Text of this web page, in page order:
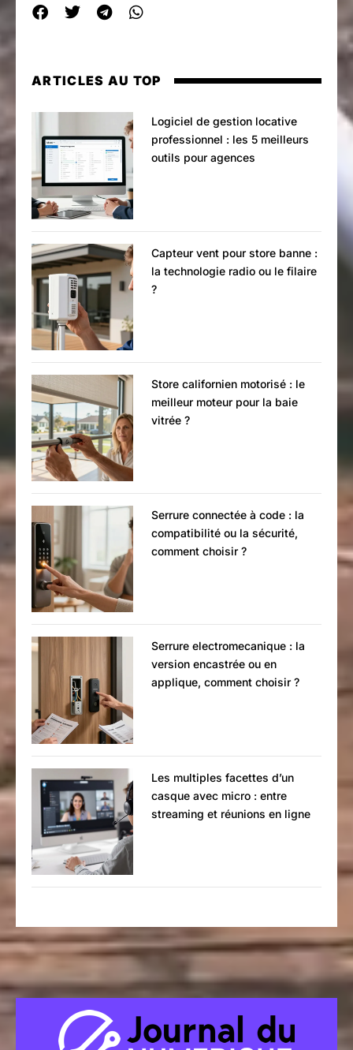
ARTICLES AU TOP
Logiciel de gestion locative
professionnel : les 5 meilleurs
outils pour agences
Capteur vent pour store banne :
la technologie radio ou le filaire
?
Store californien motorisé : le
meilleur moteur pour la baie
vitrée ?
Serrure connectée à code : la
compatibilité ou la sécurité,
comment choisir ?
Serrure electromecanique : la
version encastrée ou en
applique, comment choisir ?
Les multiples facettes d’un
casque avec micro : entre
streaming et réunions en ligne